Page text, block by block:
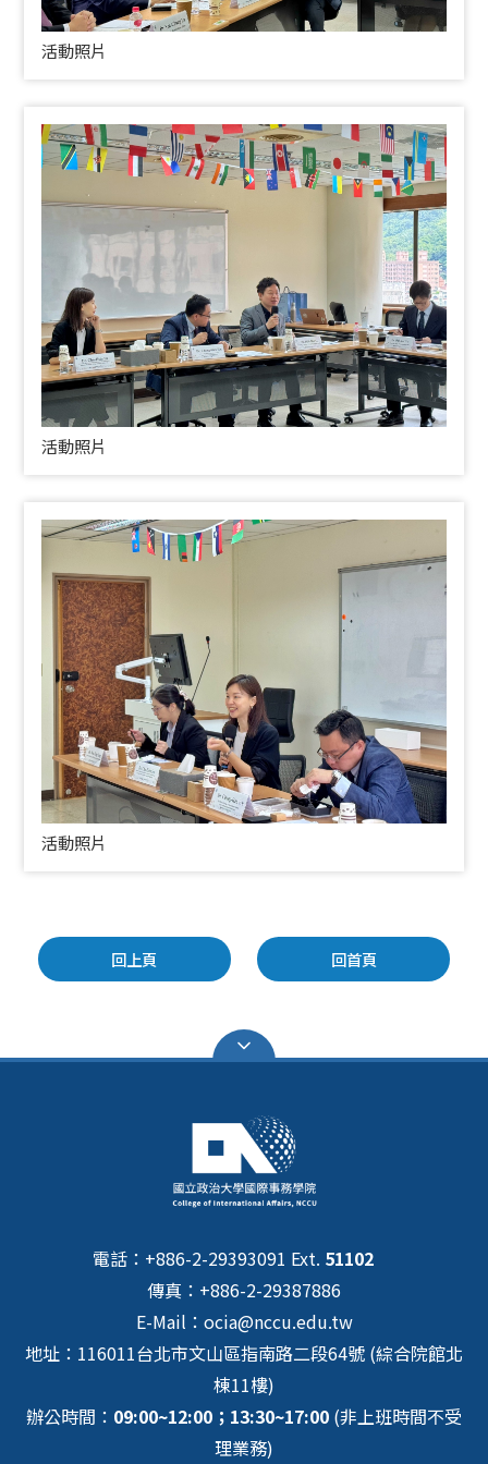
活動照片
活動照片
活動照片
回上頁 回首頁
電話：+886-2-29393091 Ext. 51102
傳真：+886-2-29387886
E-Mail：ocia@nccu.edu.tw
地址：116011台北市文山區指南路二段64號 (綜合院館北
棟11樓)
辦公時間： 09:00~12:00；13:30~17:00 (非上班時間不受
理業務)